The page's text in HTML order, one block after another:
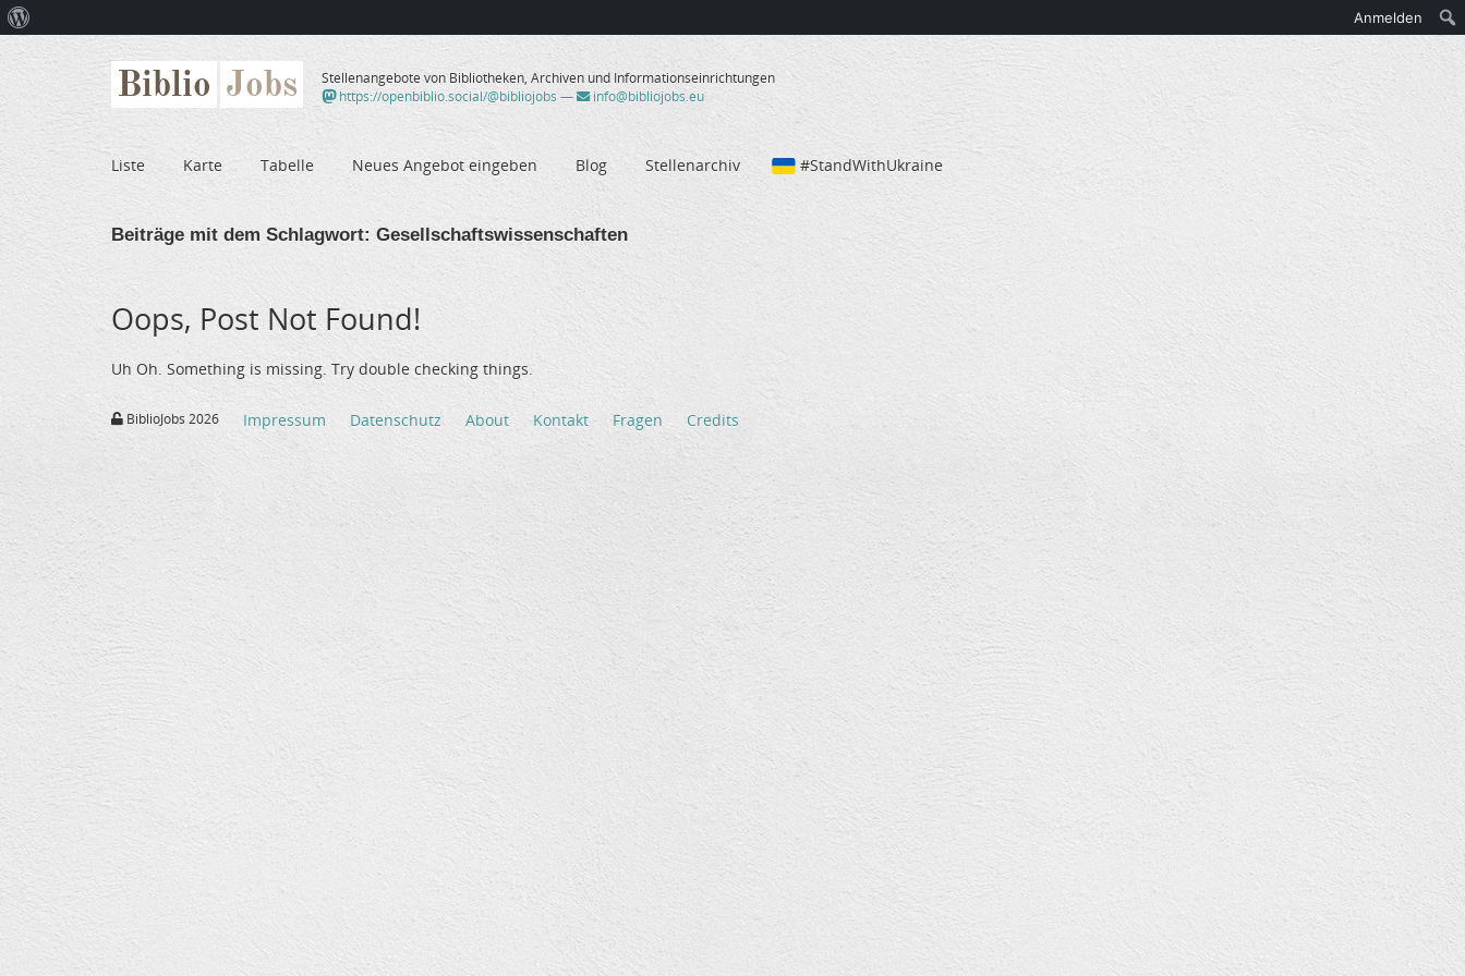
Biblio Jobs
Stellenangebote von Bibliotheken, Archiven und Informationseinrichtungen
https://openbiblio.social/@bibliojobs — info@bibliojobs.eu
Liste Karte Tabelle Neues Angebot eingeben Blog Stellenarchiv #StandWithUkraine
Beiträge mit dem Schlagwort: Gesellschaftswissenschaften
Oops, Post Not Found!
Uh Oh. Something is missing. Try double checking things.
BiblioJobs 2026 Impressum Datenschutz About Kontakt Fragen Credits
WordPress
Anmelden